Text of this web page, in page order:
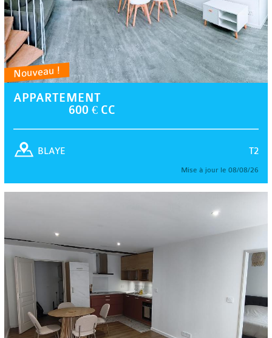
Nouveau !
APPARTEMENT
600 € CC
T2
BLAYE
Mise à jour le 08/08/26